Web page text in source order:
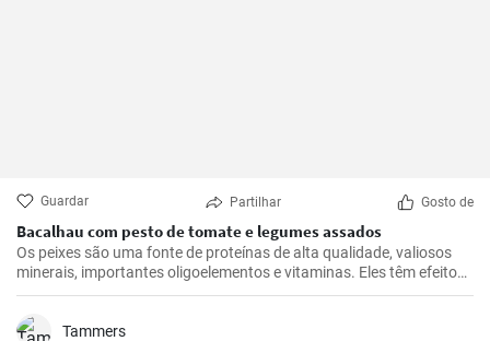
Guardar Partilhar Gosto de
Bacalhau com pesto de tomate e legumes assados
Os peixes são uma fonte de proteínas de alta qualidade, valiosos
minerais, importantes oligoelementos e vitaminas. Eles têm efeitos
benéficos no sistema cardiovascular e são recomendados para
este nosso almoço rápido.
Tammers